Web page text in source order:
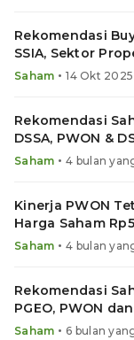
Rekomendasi
SSIA, Sektor
2026
Saham • 14 Okt 2025
Rekomendasi
DSSA, PWON &
Rawan Koreksi
Saham • 4 bulan
Kinerja PWON
Harga Saham
Saham • 4 bulan
Rekomendasi
PGEO, PWON
2026
Saham • 6 bulan